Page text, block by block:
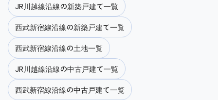
JR川越線沿線の新築戸建て一覧
西武新宿線沿線の新築戸建て一覧
西武新宿線沿線の土地一覧
JR川越線沿線の中古戸建て一覧
西武新宿線沿線の中古戸建て一覧